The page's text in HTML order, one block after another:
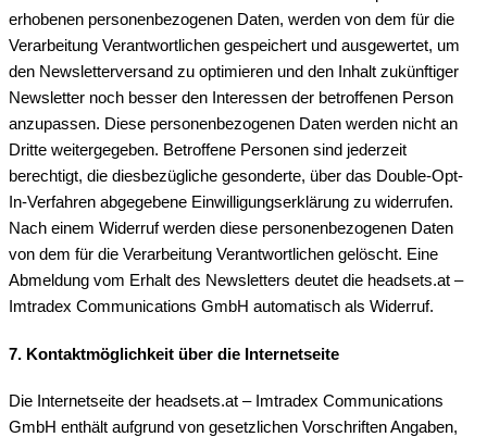
erhobenen personenbezogenen Daten, werden von dem für die
Verarbeitung Verantwortlichen gespeichert und ausgewertet, um
den Newsletterversand zu optimieren und den Inhalt zukünftiger
Newsletter noch besser den Interessen der betroffenen Person
anzupassen. Diese personenbezogenen Daten werden nicht an
Dritte weitergegeben. Betroffene Personen sind jederzeit
berechtigt, die diesbezügliche gesonderte, über das Double-Opt-
In-Verfahren abgegebene Einwilligungserklärung zu widerrufen.
Nach einem Widerruf werden diese personenbezogenen Daten
von dem für die Verarbeitung Verantwortlichen gelöscht. Eine
Abmeldung vom Erhalt des Newsletters deutet die headsets.at –
Imtradex Communications GmbH automatisch als Widerruf.
7. Kontaktmöglichkeit über die Internetseite
Die Internetseite der headsets.at – Imtradex Communications
GmbH enthält aufgrund von gesetzlichen Vorschriften Angaben,